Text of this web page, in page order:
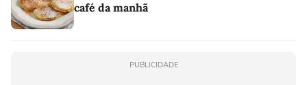
café da manhã
PUBLICIDADE